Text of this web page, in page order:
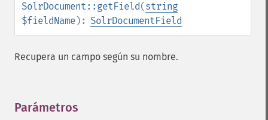
SolrDocument::getField(string
$fieldName): SolrDocumentField
Recupera un campo según su nombre.
Parámetros